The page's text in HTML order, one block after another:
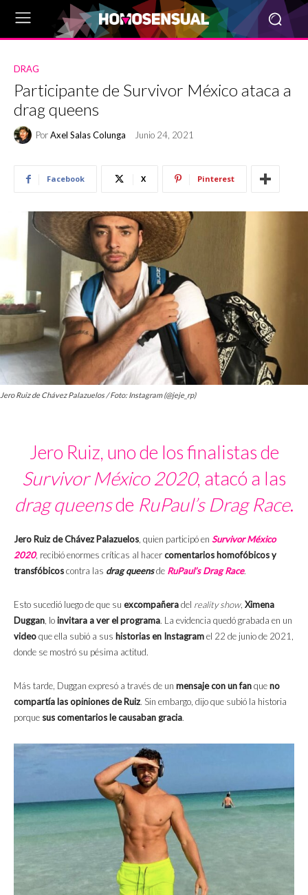
DRAG
Participante de Survivor México ataca a
drag queens
PorAxel Salas Colunga Junio 24, 2021
Facebook X Pinterest
Jero Ruiz de Chávez Palazuelos / Foto: Instagram (@jeje_rp)
Jero Ruiz, uno de los finalistas de
Survivor México 2020, atacó a las
drag queensde RuPaul’s Drag Race.
Jero Ruiz de Chávez Palazuelos, quien participó en Survivor México
2020, recibió enormes críticas al hacercomentarios homofóbicos y
transfóbicoscontra las drag queensde RuPaul’s Drag Race.
Esto sucedió luego de que su excompañeradel reality show, Ximena
Duggan, loinvitara a ver el programa. La evidencia quedó grabada en un
videoque ella subió a sus historias en Instagramel 22 de junio de 2021,
donde se mostró su pésima actitud.
Más tarde, Duggan expresó a través de un mensaje con un fanqueno
compartía las opiniones de Ruiz. Sin embargo, dijo que subió la historia
porque sus comentarios le causaban gracia.